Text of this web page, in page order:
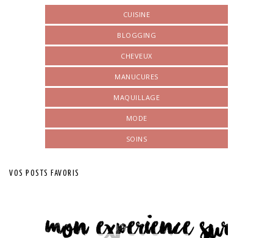
CUISINE
BLOGGING
CHEVEUX
MANUCURES
MAQUILLAGE
MODE
SOINS
VOS POSTS FAVORIS